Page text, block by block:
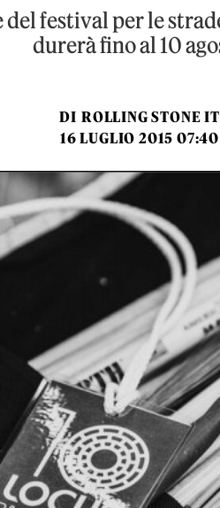
festival per le
durerà fino al 10
DI ROLLING STONE IT
16 LUGLIO 2015 07:40